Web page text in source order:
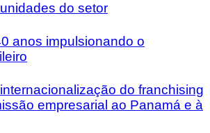
do setor
anos impulsionando o
do franchising
empresarial ao Panamá e à